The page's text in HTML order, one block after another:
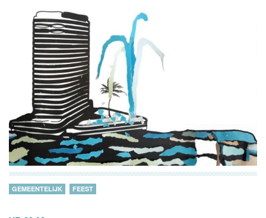
GEMEENTELIJK FEEST